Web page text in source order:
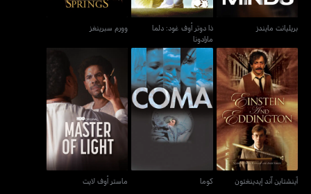
بريليانت مايندز
ذا دوتر أوف غود: دلما
مارادونا
وورم سبرينغز
آينشتاين آند إيدينغتون
آينشتاين آند إيدينغتون
كوما
كوما
ماستر أوف لايت
ماستر أوف لايت